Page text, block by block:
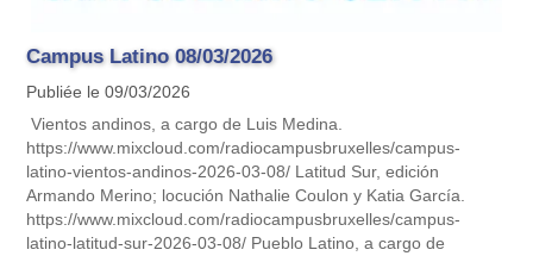
Campus Latino 08/03/2026
Publiée le 09/03/2026
Vientos andinos, a cargo de Luis Medina.
https://www.mixcloud.com/radiocampusbruxelles/campus-
latino-vientos-andinos-2026-03-08/ Latitud Sur, edición
Armando Merino; locución Nathalie Coulon y Katia García.
https://www.mixcloud.com/radiocampusbruxelles/campus-
latino-latitud-sur-2026-03-08/ Pueblo Latino, a cargo de